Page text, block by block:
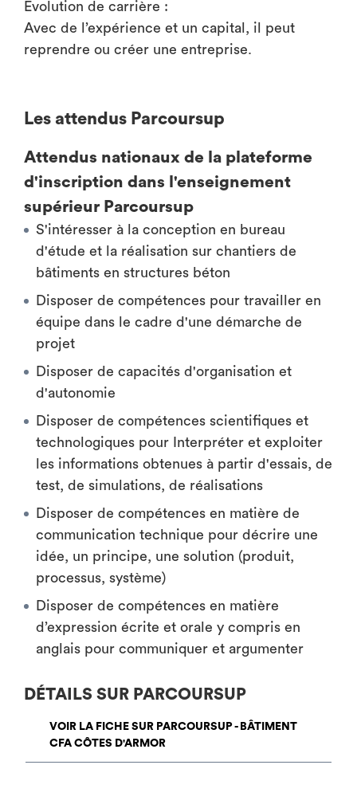
Évolution de carrière :
Avec de l’expérience et un capital, il peut
reprendre ou créer une entreprise.
Les attendus Parcoursup
Attendus nationaux de la plateforme
d'inscription dans l'enseignement
supérieur Parcoursup
S'intéresser à la conception en bureau
d'étude et la réalisation sur chantiers de
bâtiments en structures béton
Disposer de compétences pour travailler en
équipe dans le cadre d'une démarche de
projet
Disposer de capacités d'organisation et
d'autonomie
Disposer de compétences scientifiques et
technologiques pour Interpréter et exploiter
les informations obtenues à partir d'essais, de
test, de simulations, de réalisations
Disposer de compétences en matière de
communication technique pour décrire une
idée, un principe, une solution (produit,
processus, système)
Disposer de compétences en matière
d’expression écrite et orale y compris en
anglais pour communiquer et argumenter
DÉTAILS SUR PARCOURSUP
VOIR LA FICHE SUR PARCOURSUP - BÂTIMENT
CFA CÔTES D'ARMOR